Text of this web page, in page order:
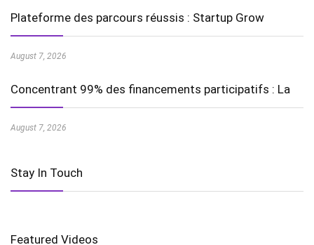
Plateforme des parcours réussis : Startup Grow
August 7, 2026
Concentrant 99% des financements participatifs : La
August 7, 2026
Stay In Touch
Featured Videos